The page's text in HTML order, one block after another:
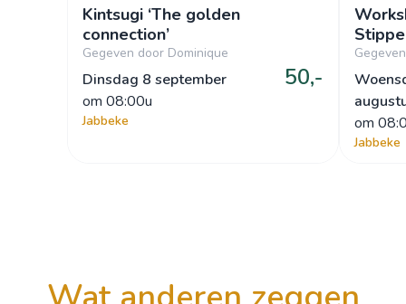
Kintsugi ‘The golden
connection’
Gegeven door Dominique
Dinsdag 8 september
om 08:00u
50,-
Jabbeke
om
Jabbeke